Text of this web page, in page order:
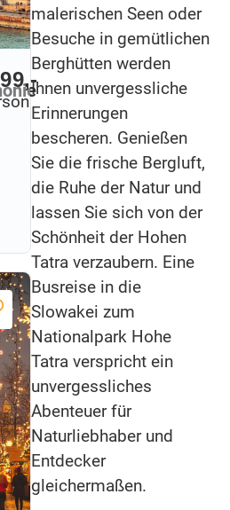
malerischen Seen oder
Besuche in gemütlichen
Berghütten werden
Ihnen unvergessliche
Erinnerungen
bescheren. Genießen
Sie die frische Bergluft,
die Ruhe der Natur und
lassen Sie sich von der
Schönheit der Hohen
Tatra verzaubern. Eine
Busreise in die
Slowakei zum
Nationalpark Hohe
Tatra verspricht ein
unvergessliches
Abenteuer für
Naturliebhaber und
Entdecker
gleichermaßen.